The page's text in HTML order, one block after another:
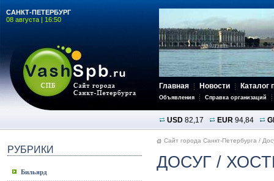
САНКТ-ПЕТЕРБУРГ
08 августа | 16:50
Главная Новости Каталог
Объявления Справка организаций
USD 82,17 EUR 94,84
РУБРИКИ
Бильярд
Сайт города Санкт-Петербурга /
ДОСУГ /